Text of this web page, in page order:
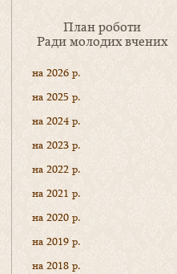
План роботи
Ради молодих вчених
на 2026 р.
на 2025 р.
на 2024 р.
на 2023 р.
на 2022 р.
на 2021 р.
на 2020 р.
на 2019 р.
на 2018 р.